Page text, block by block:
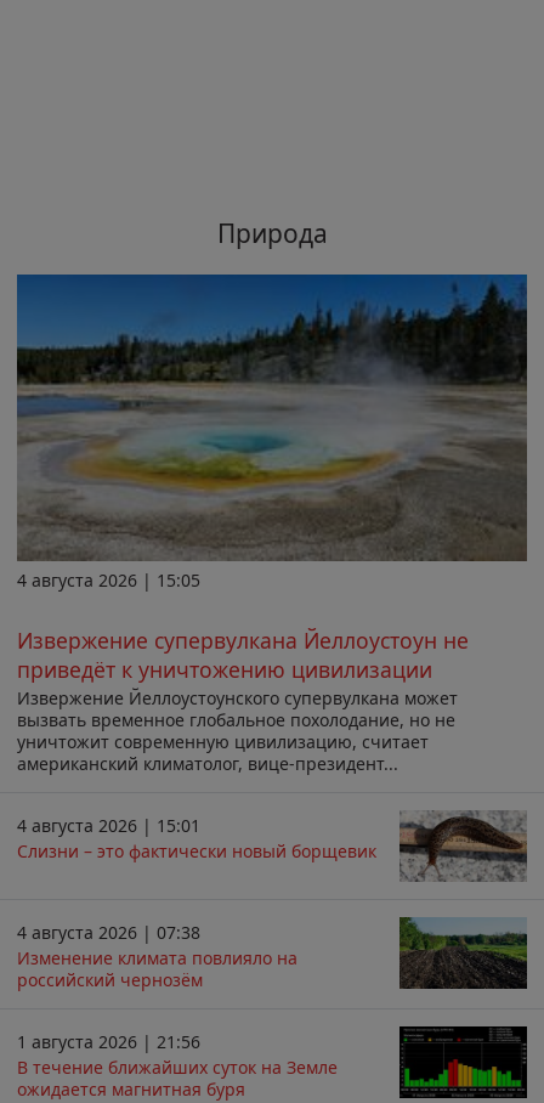
Природа
4 августа 2026 | 15:05
Извержение супервулкана Йеллоустоун не
приведёт к уничтожению цивилизации
Извержение Йеллоустоунского супервулкана может
вызвать временное глобальное похолодание, но не
уничтожит современную цивилизацию, считает
американский климатолог, вице-президент...
4 августа 2026 | 15:01
Слизни – это фактически новый борщевик
4 августа 2026 | 07:38
Изменение климата повлияло на
российский чернозём
1 августа 2026 | 21:56
В течение ближайших суток на Земле
ожидается магнитная буря